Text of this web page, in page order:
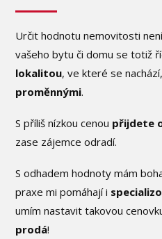
Určit hodnotu nemovitosti
vašeho bytu či domu se totiž
lokalitou, ve které se
proměnnými.
S příliš nízkou cenou přijdete
zase zájemce odradí.
S odhadem hodnoty mám
praxe mi pomáhají i
umím nastavit takovou
prodá!